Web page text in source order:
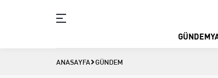
GÜNDEM
ANASAYFA GÜNDEM